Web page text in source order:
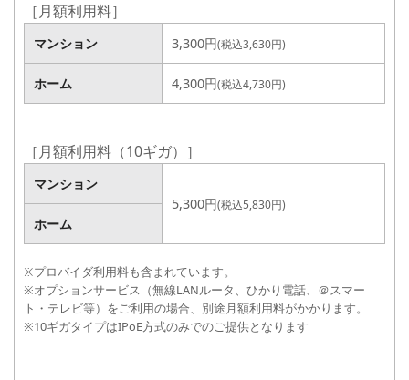
［月額利用料］
マンション 3,300円(税込3,630円)
ホーム 4,300円(税込4,730円)
［月額利用料（10ギガ）］
マンション
5,300円(税込5,830円)
ホーム
※プロバイダ利用料も含まれています。
※オプションサービス（無線LANルータ、ひかり電話、＠スマー
ト・テレビ等）をご利用の場合、別途月額利用料がかかります。
※10ギガタイプはIPoE方式のみでのご提供となります
マンション 3,000円
ホーム 4,000円
マンション
ホーム